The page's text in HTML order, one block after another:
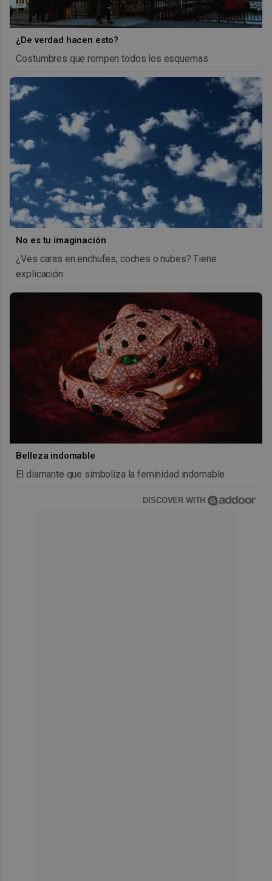
¿De verdad hacen esto?
Costumbres que rompen todos los esquemas
No es tu imaginación
¿Ves caras en enchufes, coches o nubes? Tiene
explicación
Belleza indomable
El diamante que simboliza la feminidad indomable
DISCOVER WITH